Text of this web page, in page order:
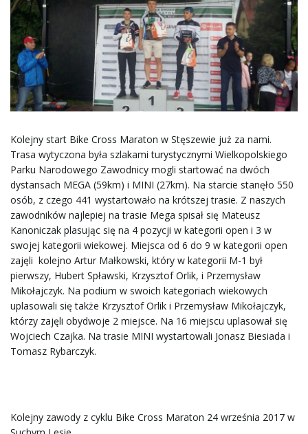
ł
c
z
n
w
Kolejny start Bike Cross Maraton w Stęszewie już za nami.
Trasa wytyczona była szlakami turystycznymi Wielkopolskiego
Parku Narodowego Zawodnicy mogli startować na dwóch
dystansach MEGA (59km) i MINI (27km). Na starcie stanęło 550
osób, z czego 441 wystartowało na krótszej trasie. Z naszych
zawodników najlepiej na trasie Mega spisał się Mateusz
Kanoniczak plasując się na 4 pozycji w kategorii open i 3 w
swojej kategorii wiekowej. Miejsca od 6 do 9 w kategorii open
zajęli kolejno Artur Małkowski, który w kategorii M-1 był
pierwszy, Hubert Spławski, Krzysztof Orlik, i Przemysław
Mikołajczyk. Na podium w swoich kategoriach wiekowych
uplasowali się także Krzysztof Orlik i Przemysław Mikołajczyk,
którzy zajęli obydwoje 2 miejsce. Na 16 miejscu uplasował się
Wojciech Czajka. Na trasie MINI wystartowali Jonasz Biesiada i
Tomasz Rybarczyk.
Kolejny zawody z cyklu Bike Cross Maraton 24 września 2017 w